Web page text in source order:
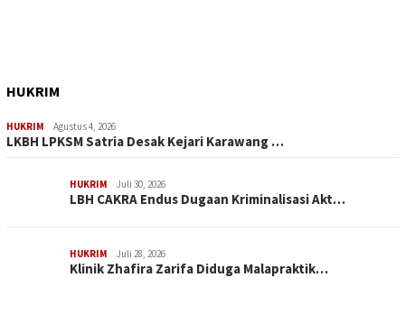
HUKRIM
HUKRIM Agustus 4, 2026
LKBH LPKSM Satria Desak Kejari Karawang …
HUKRIM Juli 30, 2026
LBH CAKRA Endus Dugaan Kriminalisasi Akt…
HUKRIM Juli 28, 2026
Klinik Zhafira Zarifa Diduga Malapraktik…